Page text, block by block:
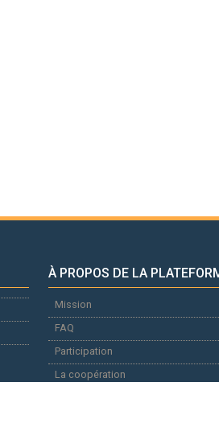
À PROPOS DE LA
Mission
FAQ
Participation
La coopération